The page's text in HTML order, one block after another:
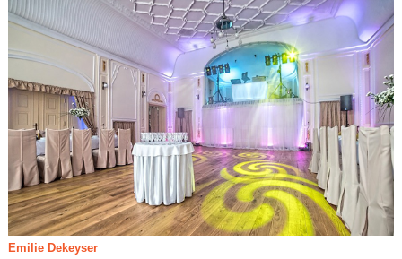
Emilie Dekeyser